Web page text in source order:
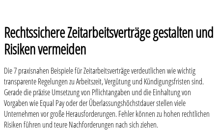
Rechtssichere Zeitarbeitsverträge gestalten und
Risiken vermeiden
Die 7 praxisnahen Beispiele für Zeitarbeitsverträge verdeutlichen wie wichtig
transparente Regelungen zu Arbeitszeit, Vergütung und Kündigungsfristen sind.
Gerade die präzise Umsetzung von Pflichtangaben und die Einhaltung von
Vorgaben wie Equal Pay oder der Überlassungshöchstdauer stellen viele
Unternehmen vor große Herausforderungen. Fehler können zu hohen rechtlichen
Risiken führen und teure Nachforderungen nach sich ziehen.